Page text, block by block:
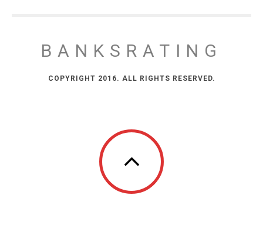
BANKSRATING
COPYRIGHT 2016. ALL RIGHTS RESERVED.